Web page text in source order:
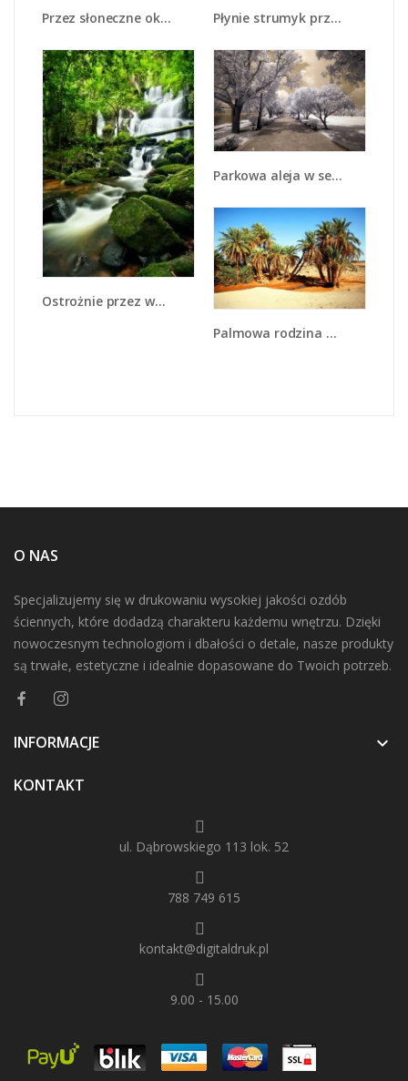
Przez słoneczne okulary - KN991 Płynie strumyk przez zielony las - KN1262A
Ostrożnie przez wodospad - KN890
Parkowa aleja w sepii - KN734
Palmowa rodzina w komplecie - KN809
O NAS
Specjalizujemy się w drukowaniu wysokiej jakości ozdób
ściennych, które dodadzą charakteru każdemu wnętrzu. Dzięki
nowoczesnym technologiom i dbałości o detale, nasze produkty
są trwałe, estetyczne i idealnie dopasowane do Twoich potrzeb.
INFORMACJE 
KONTAKT
ul. Dąbrowskiego 113 lok. 52
788 749 615
kontakt@digitaldruk.pl
9.00 - 15.00